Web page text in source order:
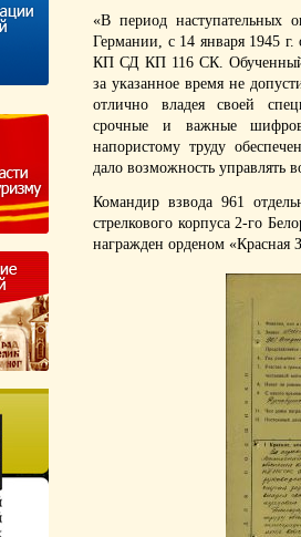
«В период наступательных
Германии, с 14 января 1945
КП СД КП 116 СК. Обученный
за указанное время не
отлично владея своей
срочные и важные
напористому труду
дало возможность управлять
Командир взвода 961
стрелкового корпуса 2-го
награжден орденом «Красная